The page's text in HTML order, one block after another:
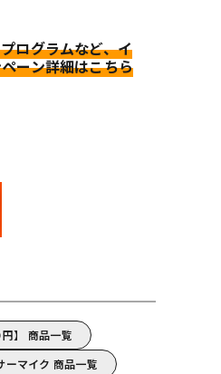
ログラムなど、イ
ーン詳細はこちら
】 商品一覧
ーマイク 商品一覧